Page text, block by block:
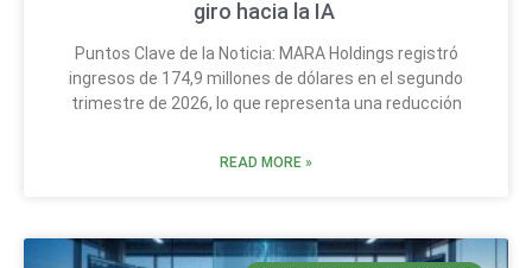
giro hacia la IA
Puntos Clave de la Noticia: MARA Holdings registró
ingresos de 174,9 millones de dólares en el segundo
trimestre de 2026, lo que representa una reducción
READ MORE »